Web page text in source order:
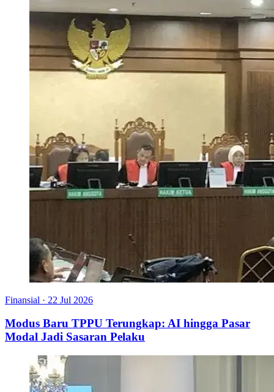
Finansial · 22 Jul 2026
Modus Baru TPPU Terungkap: AI hingga Pasar
Modal Jadi Sasaran Pelaku